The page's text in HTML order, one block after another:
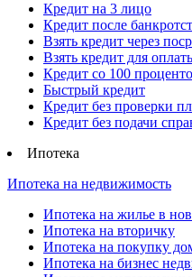
Кредит на 3 лицо
Кредит после
Взять кредит через
Взять кредит для
Кредит со 100
Быстрый кредит
Кредит без проверки
Кредит без подачи
Ипотека
Ипотека на недвижимость
Ипотека на жилье в
Ипотека на вторичку
Ипотека на покупку
Ипотека на бизнес